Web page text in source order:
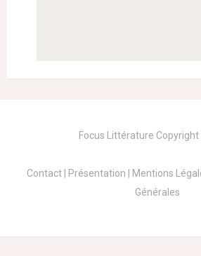
Focus Littérature Copyright
Contact Présentation Mentions
Générales